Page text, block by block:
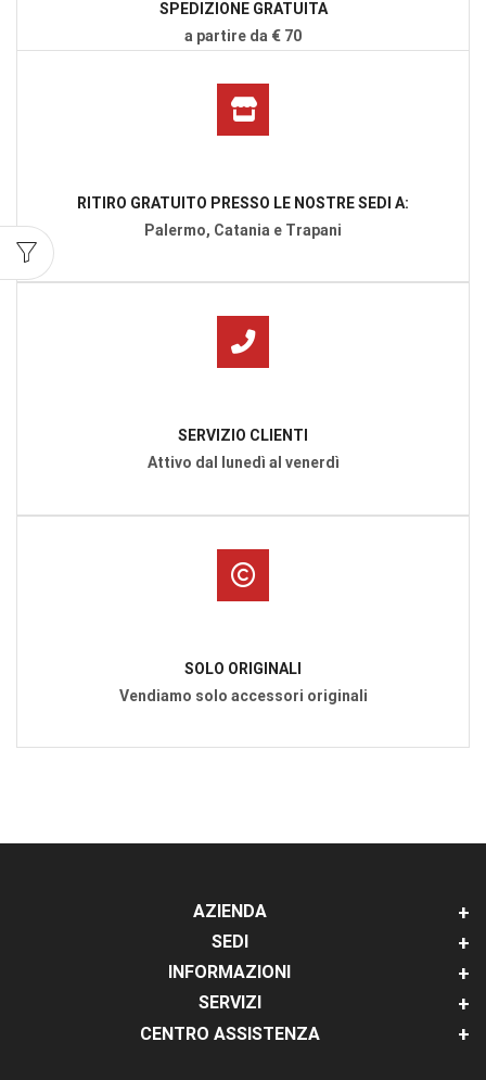
SPEDIZIONE GRATUITA
a partire da € 70
RITIRO GRATUITO PRESSO LE NOSTRE SEDI A:
Palermo, Catania e Trapani
SERVIZIO CLIENTI
Attivo dal lunedì al venerdì
SOLO ORIGINALI
Vendiamo solo accessori originali
AZIENDA
SEDI
INFORMAZIONI
SERVIZI
CENTRO ASSISTENZA